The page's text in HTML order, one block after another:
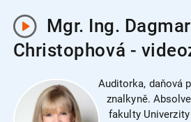
Mgr. Ing. Dagmar
Christophová -
Auditorka, daňová
znalkyně.
fakulty